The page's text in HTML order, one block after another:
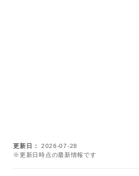
求人を探す
更新日
2026-07-28
※更新日時点の最新情報です